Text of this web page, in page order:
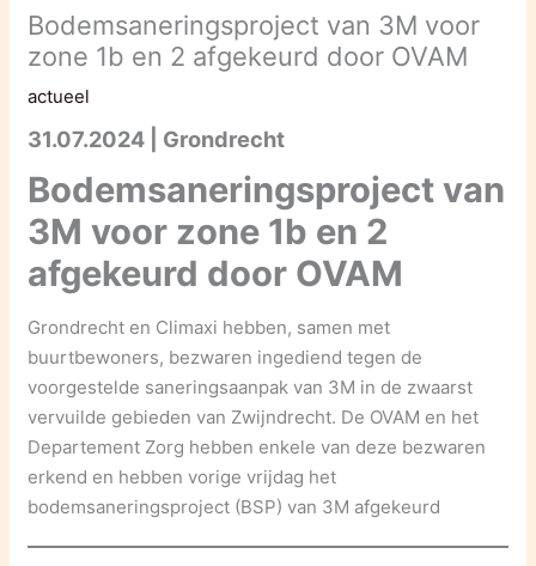
Bodemsaneringsproject van 3M voor
zone 1b en 2 afgekeurd door OVAM
actueel
31.07.2024 | Grondrecht
Bodemsaneringsproject van
3M voor zone 1b en 2
afgekeurd door OVAM
Grondrecht en Climaxi hebben, samen met
buurtbewoners, bezwaren ingediend tegen de
voorgestelde saneringsaanpak van 3M in de zwaarst
vervuilde gebieden van Zwijndrecht. De OVAM en het
Departement Zorg hebben enkele van deze bezwaren
erkend en hebben vorige vrijdag het
bodemsaneringsproject (BSP) van 3M afgekeurd